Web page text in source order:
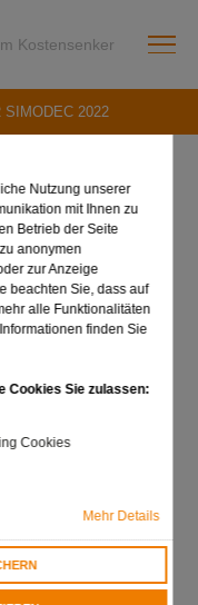
Nutzung unserer
mit Ihnen zu
Betrieb der Seite
anonymen
zur Anzeige
beachten Sie, dass auf
alle Funktionalitäten
finden Sie
Cookies Sie zulassen:
Cookies
Mehr Details
Kostensenker
SIMODEC 2022